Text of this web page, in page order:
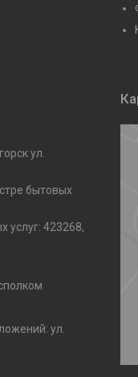
ул.
бытовых
услуг: 423268,
ул.